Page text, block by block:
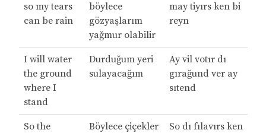
so my tears
can be rain
böylece
gözyaşlarım
yağmur olabilir
may tiyırs ken bi
reyn
I will water
the ground
where I
stand
Durduğum yeri
sulayacağım
Ay vil votır dı
gırağund ver ay
sıtend
So the
Böylece çiçekler
So dı fılavırs ken